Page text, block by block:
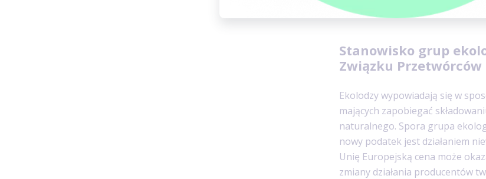
producentów może spowodować
Stanowisko grup
Związku
Ekolodzy wypowiadają się w
mających zapobiegać
naturalnego. Spora grupa
nowy podatek jest działaniem
Unię Europejską cena może
zmiany działania producentów